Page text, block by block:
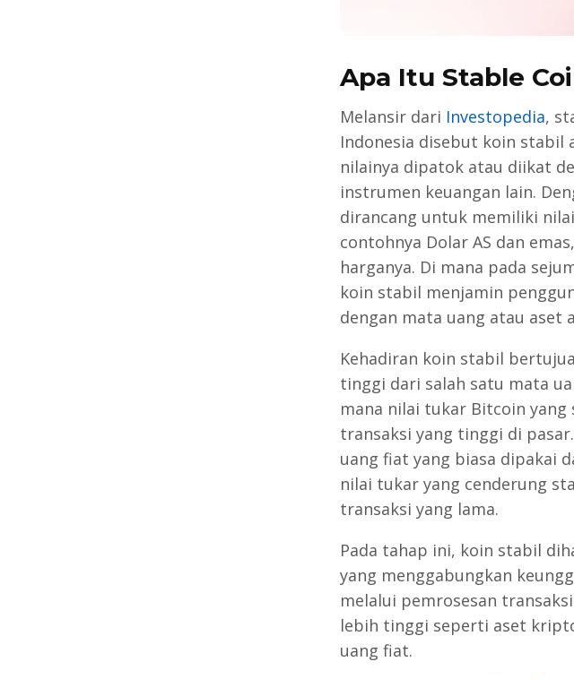
Apa Itu Stable
Melansir dari Investopedia,
Indonesia disebut koin stabil
nilainya dipatok atau diikat
instrumen keuangan lain.
dirancang untuk memiliki
contohnya Dolar AS dan
harganya. Di mana pada
koin stabil menjamin
dengan mata uang atau aset
Kehadiran koin stabil
tinggi dari salah satu mata
mana nilai tukar Bitcoin
transaksi yang tinggi di
uang fiat yang biasa dipakai
nilai tukar yang cenderung
transaksi yang lama.
Pada tahap ini, koin stabil
yang menggabungkan
melalui pemrosesan
lebih tinggi seperti aset
uang fiat.